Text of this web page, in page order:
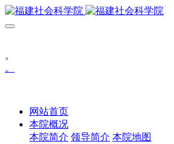
。
。
网站首页
本院概况
本院简介 领导简介 本院地图